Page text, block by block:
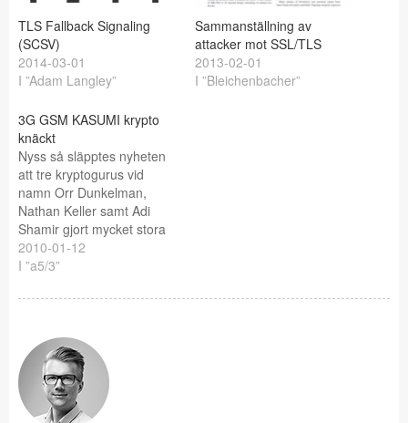
TLS Fallback Signaling
(SCSV)
2014-03-01
I ”Adam Langley”
Sammanställning av
attacker mot SSL/TLS
2013-02-01
I ”Bleichenbacher”
3G GSM KASUMI krypto
knäckt
Nyss så släpptes nyheten
att tre kryptogurus vid
namn Orr Dunkelman,
Nathan Keller samt Adi
Shamir gjort mycket stora
framsteg när det gäller att
knäcka nästan generations
för 3g vid namn A5/3 eller
uppdaterad version av
MISTY för att fungera
bättre på den…
2010-01-12
I ”a5/3”